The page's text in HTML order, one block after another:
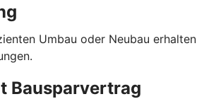
Umbau oder Neubau erhalten
Bausparvertrag